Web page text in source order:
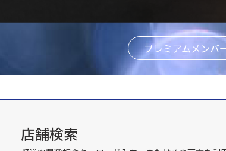
プレミアムメンバ
店舗検索